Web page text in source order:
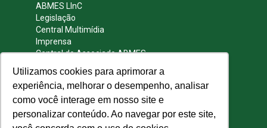
Utilizamos cookies para aprimorar a
experiência, melhorar o desempenho, analisar
como você interage em nosso site e
personalizar conteúdo. Ao navegar por este site,
ABMES LInC
Legislação
Central Multimídia
Imprensa
Central do Associado ABMES
REDES SOCIAIS